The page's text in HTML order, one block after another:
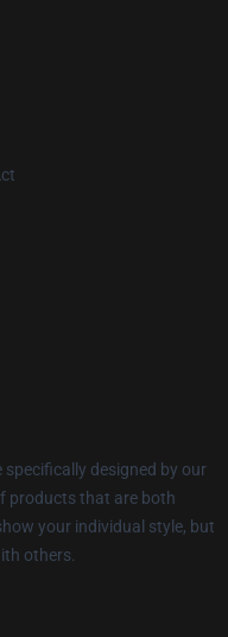
designed by our
products that are both
your individual style, but
others.